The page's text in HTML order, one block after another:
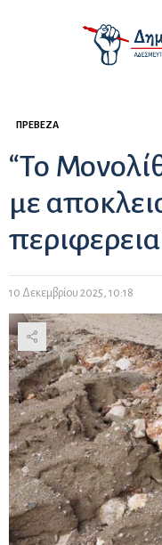
ΠΡΈΒΕΖΑ
“Το
με
10 Δεκεμβρίου 2025, 10:18